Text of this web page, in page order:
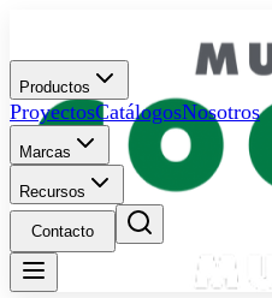
Productos
ProyectosCatálogosNosotros
Marcas
Recursos
Contacto